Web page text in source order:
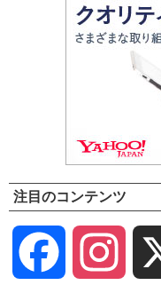
注目のコンテンツ
Facebook